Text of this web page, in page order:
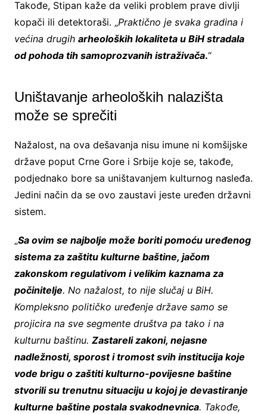
Takođe, Stipan kaže da veliki problem prave divlji
kopači ili detektoraši. „Praktično je svaka gradina i
većina drugih arheoloških lokaliteta u BiH stradala
od pohoda tih samoprozvanih istraživača.“
Uništavanje arheoloških nalazišta
može se sprečiti
Nažalost, na ova dešavanja nisu imune ni komšijske
države poput Crne Gore i Srbije koje se, takođe,
podjednako bore sa uništavanjem kulturnog nasleđa.
Jedini način da se ovo zaustavi jeste uređen državni
sistem.
„Sa ovim se najbolje može boriti pomoću uređenog
sistema za zaštitu kulturne baštine, jačom
zakonskom regulativom i velikim kaznama za
počinitelje. No nažalost, to nije slučaj u BiH.
Kompleksno političko uređenje države samo se
projicira na sve segmente društva pa tako i na
kulturnu baštinu. Zastareli zakoni, nejasne
nadležnosti, sporost i tromost svih institucija koje
vode brigu o zaštiti kulturno-povijesne baštine
stvorili su trenutnu situaciju u kojoj je devastiranje
kulturne baštine postala svakodnevnica. Takođe,